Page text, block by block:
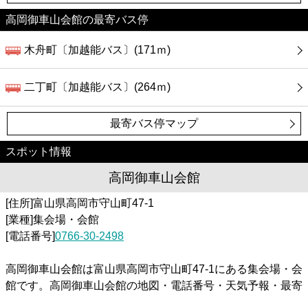
高岡御車山会館の最寄バス停
木舟町〔加越能バス〕(171ｍ)
二丁町〔加越能バス〕(264ｍ)
最寄バス停マップ
スポット情報
高岡御車山会館
[住所]富山県高岡市守山町47-1
[業種]集会場・会館
[電話番号]0766-30-2498
高岡御車山会館は富山県高岡市守山町47-1にある集会場・会
館です。高岡御車山会館の地図・電話番号・天気予報・最寄